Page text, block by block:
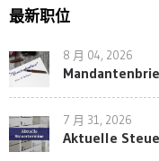
最新职位
8 月 04, 2026
7 月 31, 2026
Aktuelle